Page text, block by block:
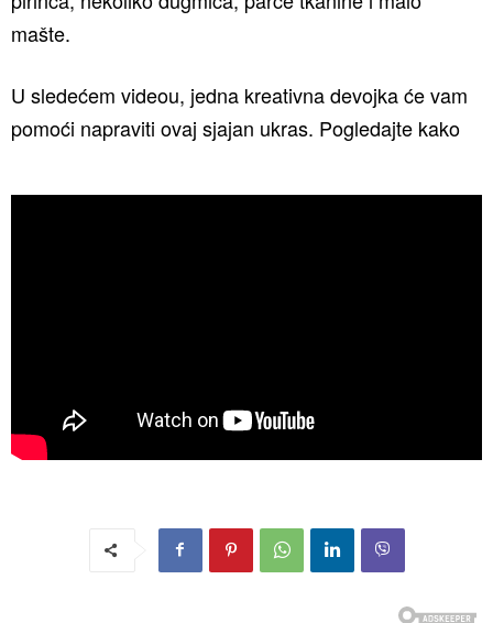
mašte.
U sledećem videou, jedna kreativna devojka će vam
pomoći napraviti ovaj sjajan ukras. Pogledajte kako